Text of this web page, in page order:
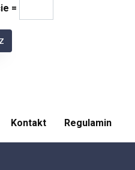
=
Kontakt Regulamin